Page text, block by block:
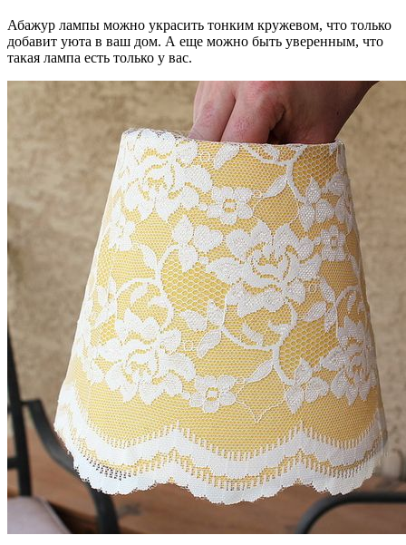
Абажур лампы можно украсить тонким кружевом, что только
добавит уюта в ваш дом. А еще можно быть уверенным, что
такая лампа есть только у вас.